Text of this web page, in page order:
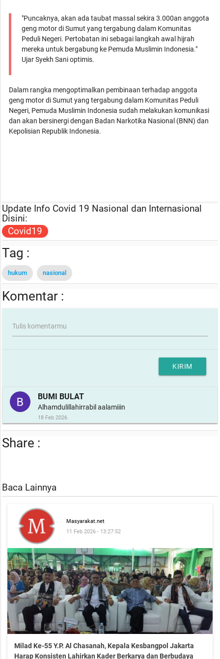
"Puncaknya, akan ada taubat massal sekira 3.000an anggota
geng motor di Sumut yang tergabung dalam Komunitas
Peduli Negeri. Pertobatan ini sebagai langkah awal hijrah
mereka untuk bergabung ke Pemuda Muslimin Indonesia."
Ujar Syekh Sani optimis.
Dalam rangka mengoptimalkan pembinaan terhadap anggota
geng motor di Sumut yang tergabung dalam Komunitas Peduli
Negeri, Pemuda Muslimin Indonesia sudah melakukan komunikasi
dan akan bersinergi dengan Badan Narkotika Nasional (BNN) dan
Kepolisian Republik Indonesia.
Update Info Covid 19 Nasional dan Internasional
Disini:
Covid19
Tag :
hukum nasional
Komentar :
Tulis komentarmu
KIRIM
BUMI BULAT
Alhamdulillahirrabil aalamiiin
18 Feb 2026
Share :
Baca Lainnya
Masyarakat.net
11 Feb 2026 - 13:27:52
Milad Ke-55 Y.P. Al Chasanah, Kepala Kesbangpol Jakarta
Harap Konsisten Lahirkan Kader Berkarya dan Berbudaya